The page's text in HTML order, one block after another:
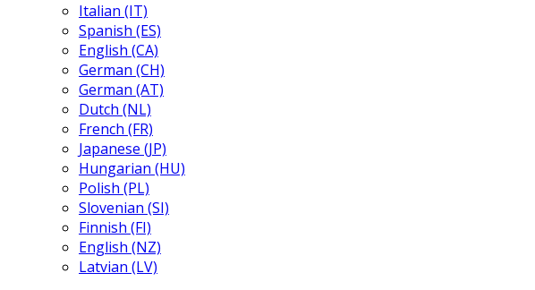
Italian (IT)
Spanish (ES)
English (CA)
German (CH)
German (AT)
Dutch (NL)
French (FR)
Japanese (JP)
Hungarian (HU)
Polish (PL)
Slovenian (SI)
Finnish (FI)
English (NZ)
Latvian (LV)